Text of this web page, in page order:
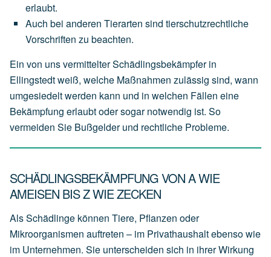
erlaubt.
Auch bei anderen Tierarten sind tierschutzrechtliche
Vorschriften zu beachten.
Ein von uns vermittelter Schädlingsbekämpfer in
Ellingstedt weiß, welche Maßnahmen zulässig sind, wann
umgesiedelt werden kann und in welchen Fällen eine
Bekämpfung erlaubt oder sogar notwendig ist. So
vermeiden Sie Bußgelder und rechtliche Probleme.
SCHÄDLINGSBEKÄMPFUNG VON A WIE
AMEISEN BIS Z WIE ZECKEN
Als Schädlinge können Tiere, Pflanzen oder
Mikroorganismen auftreten – im Privathaushalt ebenso wie
im Unternehmen. Sie unterscheiden sich in ihrer Wirkung